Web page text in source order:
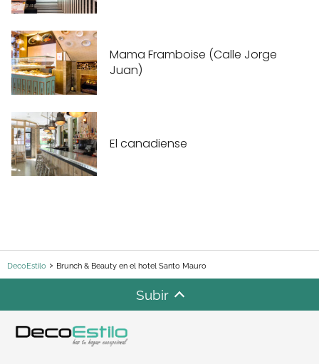
Mama Framboise (Calle Jorge
Juan)
El canadiense
DecoEstilo Brunch & Beauty en el hotel Santo Mauro
Subir